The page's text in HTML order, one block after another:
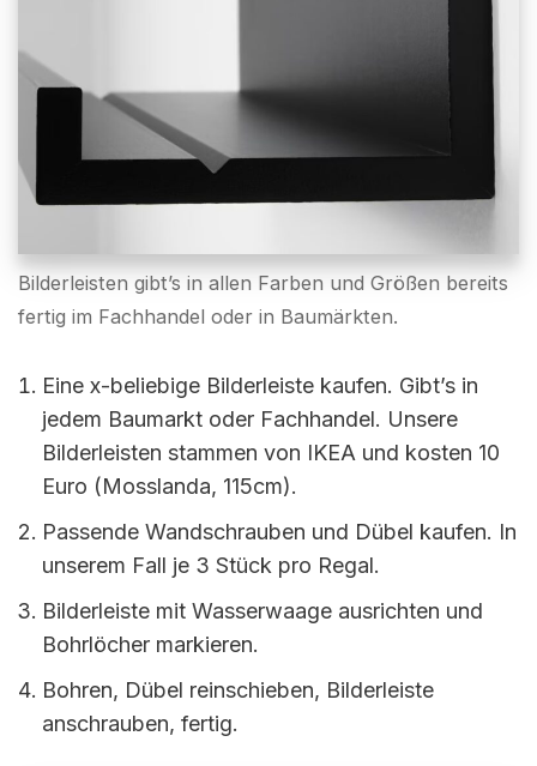
Bilderleisten gibt’s in allen Farben und Größen bereits
fertig im Fachhandel oder in Baumärkten.
Eine x-beliebige Bilderleiste kaufen. Gibt’s in
jedem Baumarkt oder Fachhandel. Unsere
Bilderleisten stammen von IKEA und kosten 10
Euro (Mosslanda, 115cm).
Passende Wandschrauben und Dübel kaufen. In
unserem Fall je 3 Stück pro Regal.
Bilderleiste mit Wasserwaage ausrichten und
Bohrlöcher markieren.
Bohren, Dübel reinschieben, Bilderleiste
anschrauben, fertig.